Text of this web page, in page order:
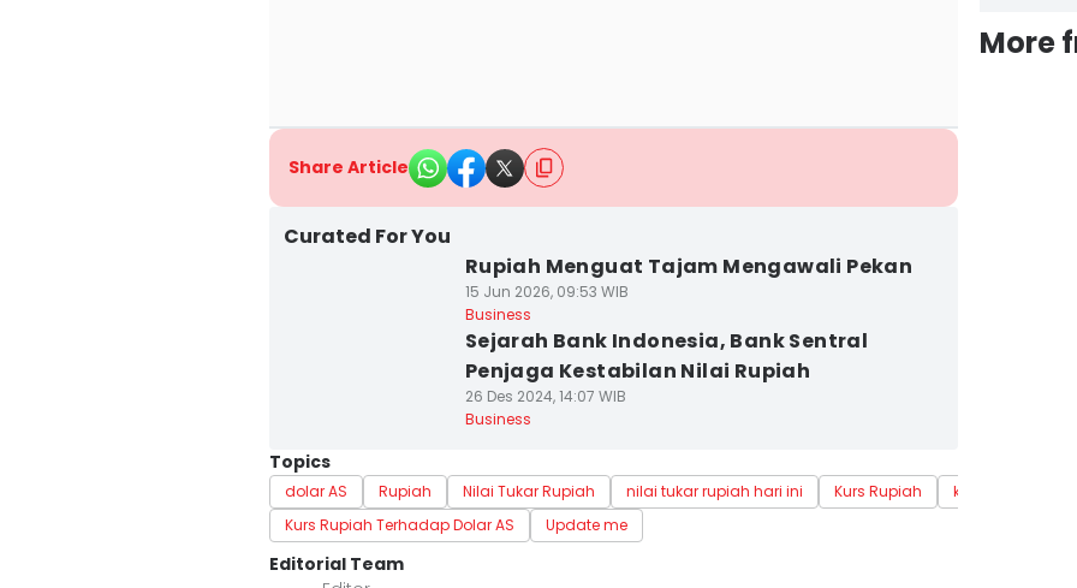
Share Article
Curated For You
Rupiah Menguat Tajam Mengawali Pekan
15 Jun 2026, 09:53 WIB
Business
Sejarah Bank Indonesia, Bank Sentral
Penjaga Kestabilan Nilai Rupiah
26 Des 2024, 14:07 WIB
Business
Topics
dolar AS Rupiah Nilai Tukar Rupiah nilai tukar rupiah hari ini Kurs Rupiah
kurs rupiah hari ini
Kurs Rupiah Terhadap Dolar AS
Update me
Editorial Team
More